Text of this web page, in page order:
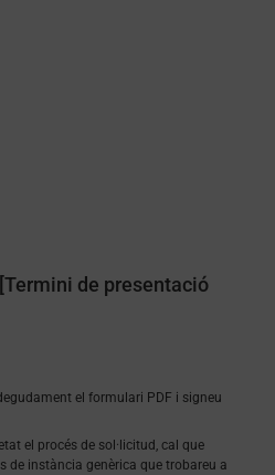
de presentació
el formulari PDF i signeu
el procés de sol·licitud, cal que
de instància genèrica que trobareu a